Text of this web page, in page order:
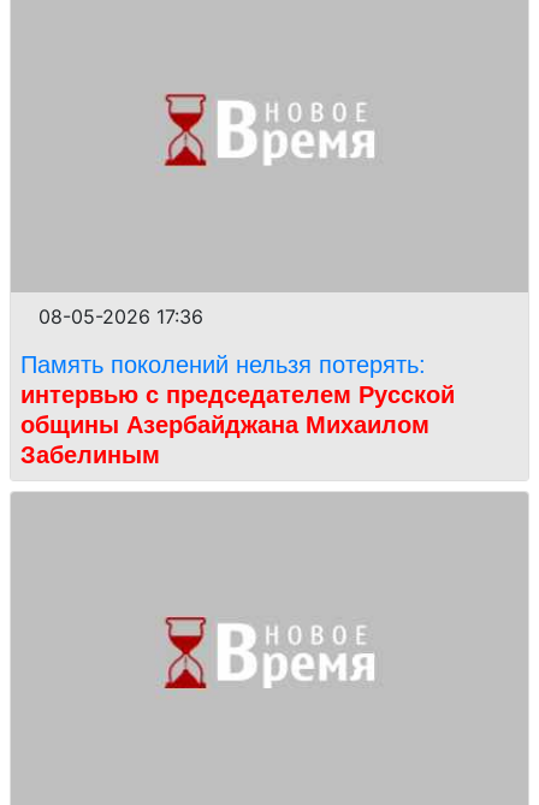
08-05-2026 17:36
Память поколений нельзя потерять:
интервью с председателем Русской
общины Азербайджана Михаилом
Забелиным